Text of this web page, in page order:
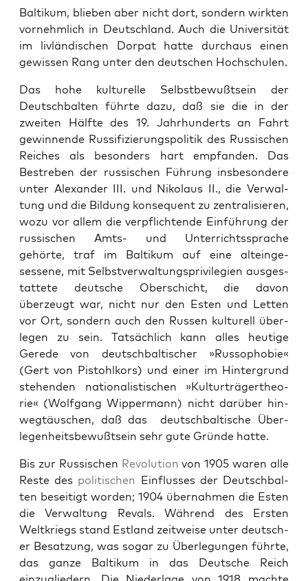
Baltikum, blieben aber nicht dort, son­dern wirk­ten
vornehm­lich in Deutsch­land. Auch die Uni­ver­sität
im livländis­chen Dor­pat hat­te dur­chaus einen
gewis­sen Rang unter den deutschen Hochschulen.
Das hohe kul­turelle Selb­st­be­wußt­sein der
Deutschbal­ten führte dazu, daß sie die in der
zweit­en Hälfte des 19. Jahrhun­derts an Fahrt
gewin­nende Rus­si­fizierungspoli­tik des Rus­sis­chen
Reich­es als beson­ders hart emp­fan­den. Das
Bestreben der rus­sis­chen Führung ins­beson­dere
unter Alexan­der III. und Niko­laus II., die Ver­wal­
tung und die Bil­dung kon­se­quent zu zen­tral­isieren,
wozu vor allem die verpflich­t­ende Ein­führung der
rus­sis­chen Amts- und Unter­richtssprache
gehörte, traf im Baltikum auf eine alteinge­
sessene, mit Selb­stver­wal­tung­spriv­i­legien aus­ges­
tat­tete deutsche Ober­schicht, die davon
überzeugt war, nicht nur den Esten und Let­ten
vor Ort, son­dern auch den Russen kul­turell über­
legen zu sein. Tat­säch­lich kann alles heutige
Gerede von deutschbaltisch­er »Rus­so­pho­bie«
(Gert von Pis­tohlko­rs) und ein­er im Hin­ter­grund
ste­hen­den nation­al­is­tis­chen »Kul­turträgerthe­o­
rie« (Wolf­gang Wip­per­mann) nicht darüber hin­
wegtäuschen, daß das deutschbaltische Über­
legen­heits­be­wußt­sein sehr gute Gründe hat­te.
Bis zur Rus­sis­chen Rev­o­lu­tion von 1905 waren alle
Reste des poli­tis­chen Ein­flusses der Deutschbal­
ten beseit­igt wor­den; 1904 über­nah­men die Esten
die Ver­wal­tung Revals. Während des Ersten
Weltkriegs stand Est­land zeitweise unter deutsch­
er Besatzung, was sog­ar zu Über­legun­gen führte,
das ganze Baltikum in das Deutsche Reich